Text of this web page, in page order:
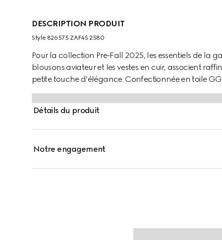
DESCRIPTION PRODUIT
Style ‎826575 ZAF4S 2580
Pour la collection Pre-Fall 2025, les essentiels de la
blousons aviateur et les vestes en cuir, associent
petite touche d’élégance. Confectionnée en toile
rehaussée de boutons métallisés Gucci et de finitions
Détails du produit
Notre engagement